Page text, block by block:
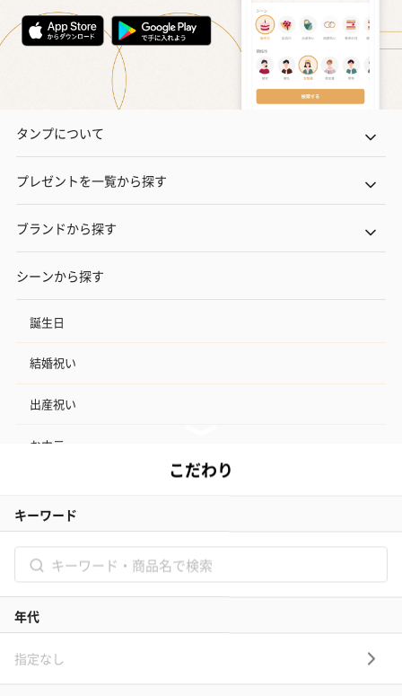
タンプについて
プレゼントを一覧から探す
ブランドから探す
シーンから探す
誕生日
結婚祝い
出産祝い
お中元
結婚記念日
お礼
結婚内祝い
出産内祝い